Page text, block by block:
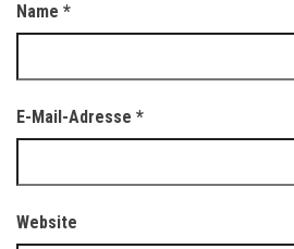
Name *
E-Mail-Adresse *
Website